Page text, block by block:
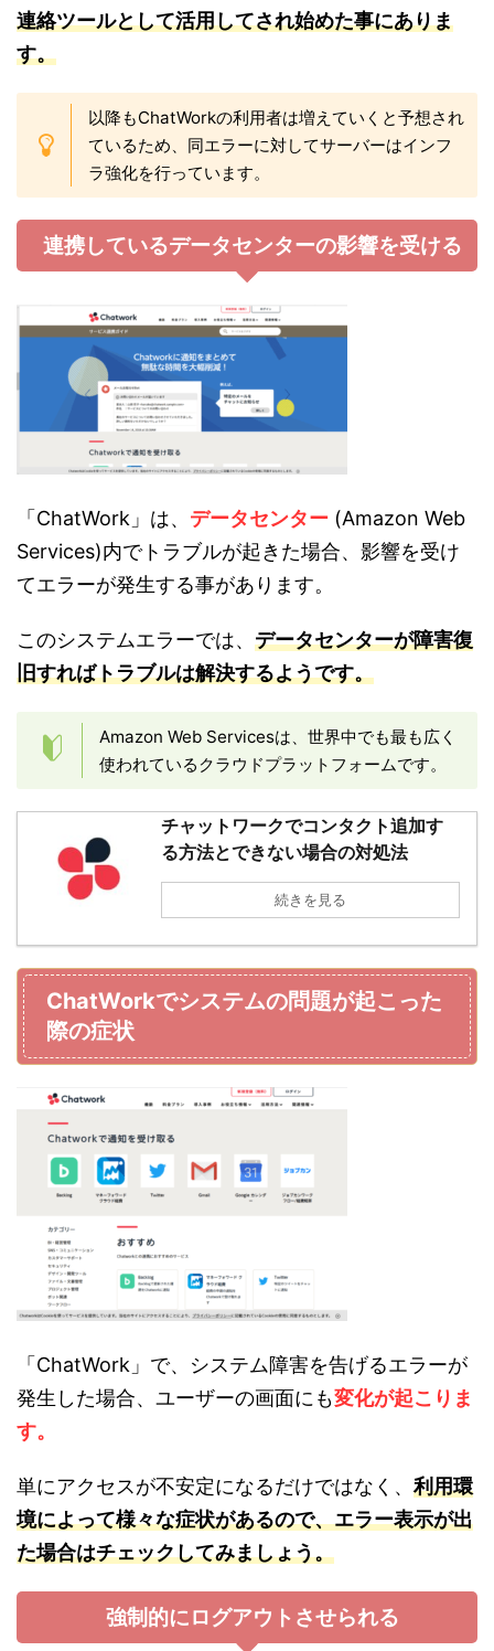
連絡ツールとして活用してされ始めた事にありま
す。
以降もChatWorkの利用者は増えていくと予想され
ているため、同エラーに対してサーバーはインフ
ラ強化を行っています。
連携しているデータセンターの影響を受ける
「ChatWork」は、 データセンター (Amazon Web
Services)内でトラブルが起きた場合、影響を受け
てエラーが発生する事があります。
このシステムエラーでは、 データセンターが障害復
旧すればトラブルは解決するようです。
Amazon Web Servicesは、世界中でも最も広く
使われているクラウドプラットフォームです。
チャットワークでコンタクト追加す
る方法とできない場合の対処法
続きを見る
ChatWorkでシステムの問題が起こった
際の症状
「ChatWork」で、システム障害を告げるエラーが
発生した場合、ユーザーの画面にも変化が起こりま
す。
単にアクセスが不安定になるだけではなく、利用環
境によって様々な症状があるので、エラー表示が出
た場合はチェックしてみましょう。
強制的にログアウトさせられる